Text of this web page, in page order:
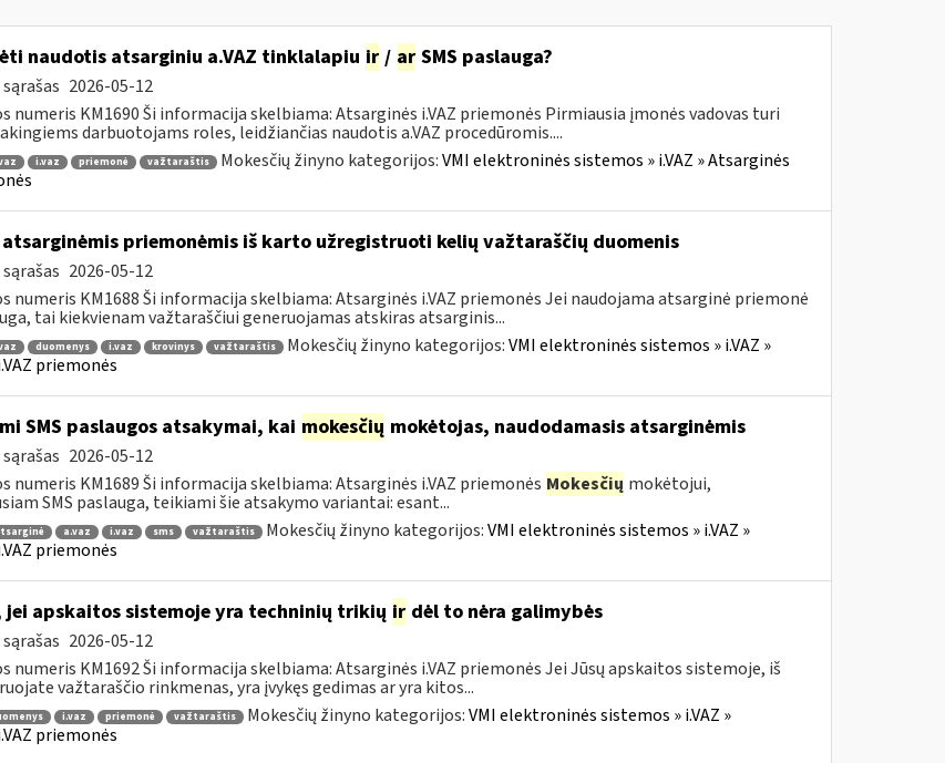
naudotis atsarginiu a.VAZ tinklalapiu ir/ arSMS paslauga?
2026-05-12
numeris KM1690 Ši informacija skelbiama: Atsarginės i.VAZ priemonės Pirmiausia įmonės vadovas turi
darbuotojams roles, leidžiančias naudotis a.VAZ procedūromis....
i.vaz priemonė važtaraštis Mokesčių žinyno kategorijos:VMI elektroninės sistemos » i.VAZ » Atsarginės
priemonėmis iš karto užregistruoti kelių važtaraščių duomenis
2026-05-12
numeris KM1688 Ši informacija skelbiama: Atsarginės i.VAZ priemonės Jei naudojama atsarginė priemonė
tai kiekvienam važtaraščiui generuojamas atskiras atsarginis...
duomenys i.vaz krovinys važtaraštis Mokesčių žinyno kategorijos:VMI elektroninės sistemos » i.VAZ »
priemonės
SMS paslaugos atsakymai, kai mokesčių mokėtojas, naudodamasis atsarginėmis
2026-05-12
numeris KM1689 Ši informacija skelbiama: Atsarginės i.VAZ priemonės Mokesčių mokėtojui,
SMS paslauga, teikiami šie atsakymo variantai: esant...
a.vaz i.vaz sms važtaraštis Mokesčių žinyno kategorijos:VMI elektroninės sistemos » i.VAZ »
priemonės
apskaitos sistemoje yra techninių trikių irdėl to nėra galimybės
2026-05-12
numeris KM1692 Ši informacija skelbiama: Atsarginės i.VAZ priemonės Jei Jūsų apskaitos sistemoje, iš
važtaraščio rinkmenas, yra įvykęs gedimas ar yra kitos...
i.vaz priemonė važtaraštis Mokesčių žinyno kategorijos:VMI elektroninės sistemos » i.VAZ »
priemonės